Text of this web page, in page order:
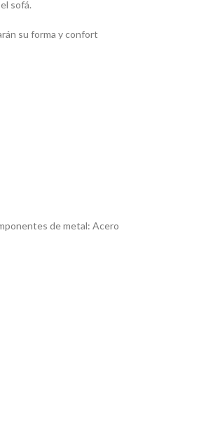
sofá.
su forma y confort
de metal: Acero